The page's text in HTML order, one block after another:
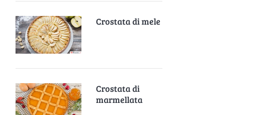
Crostata di mele
Crostata di
marmellata